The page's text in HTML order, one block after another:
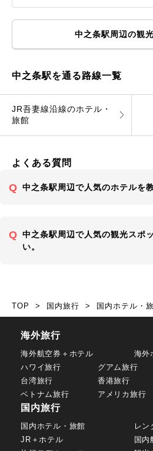
中之条駅周辺の観
中之条駅を通る路線一覧
JR吾妻線沿線のホテル・
旅館
よくある質問
中之条駅周辺で人気のホテルを
中之条駅周辺で人気の観光スポ
い。
TOP 国内旅行 国内ホテル・
海外旅行
海外航空券＋ホテル
海外
ハワイ旅行
グアム旅行
台湾旅行
香港旅行
ベトナム旅行
アメリカ旅行
国内旅行
国内ホテル・旅館
レン
JR＋ホテル
国内